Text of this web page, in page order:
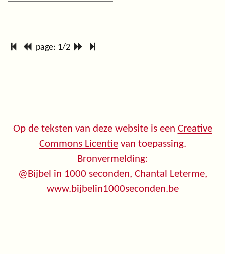
page: 1/2
Op de teksten van deze website is een Creative
Commons Licentievan toepassing.
Bronvermelding:
@Bijbel in 1000 seconden, Chantal Leterme,
www.bijbelin1000seconden.be